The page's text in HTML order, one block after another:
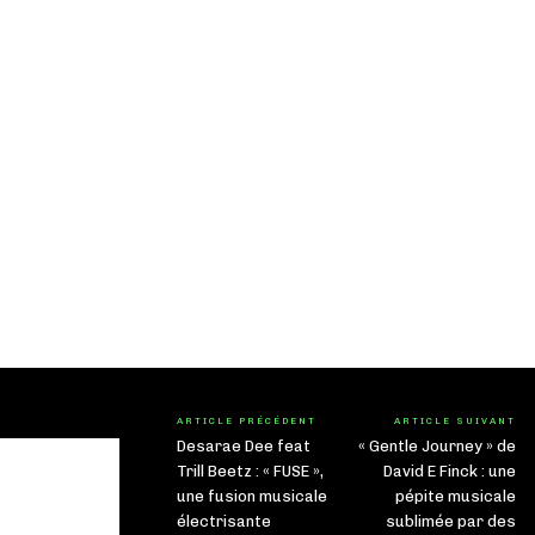
ARTICLE PRÉCÉDENT
Desarae Dee feat
Trill Beetz : « FUSE »,
une fusion musicale
électrisante
ARTICLE SUIVANT
« Gentle Journey » de
David E Finck : une
pépite musicale
sublimée par des